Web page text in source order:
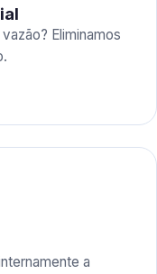
Eliminamos
a